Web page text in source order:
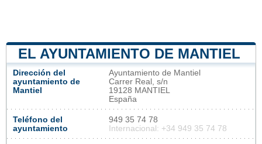
EL AYUNTAMIENTO DE MANTIEL
Dirección del
ayuntamiento de
Mantiel
Ayuntamiento de Mantiel
Carrer Real, s/n
19128 MANTIEL
España
Teléfono del
ayuntamiento
949 35 74 78
Internacional: +34 949 35 74 78